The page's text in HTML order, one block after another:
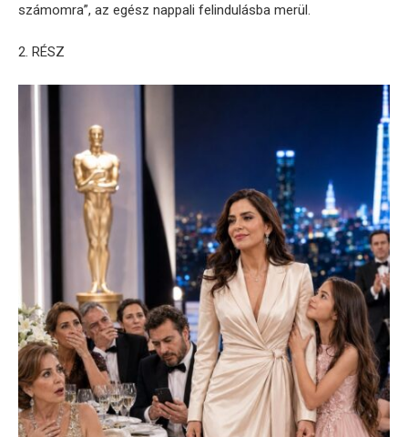
számomra”, az egész nappali felindulásba merül.
2. RÉSZ